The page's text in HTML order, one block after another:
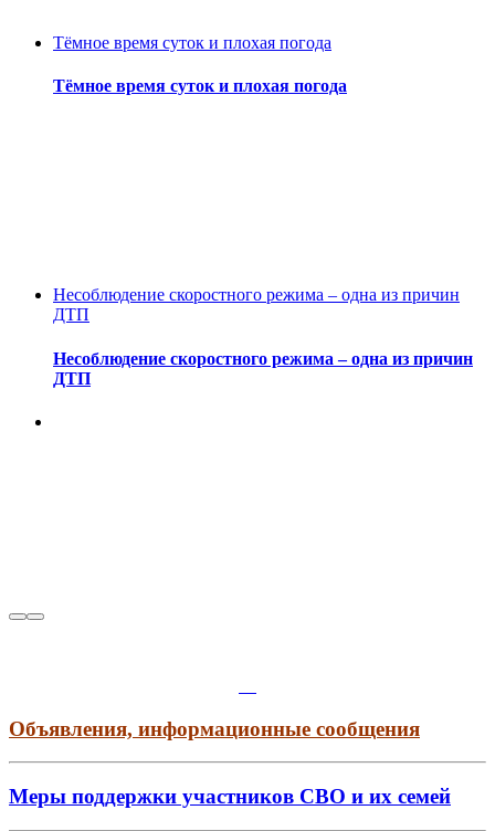
Тёмное время суток и плохая погода
Тёмное время суток и плохая погода
Несоблюдение скоростного режима – одна из причин
ДТП
Несоблюдение скоростного режима – одна из причин
ДТП
Объявления, информационные сообщения
Меры поддержки участников СВО и их семей